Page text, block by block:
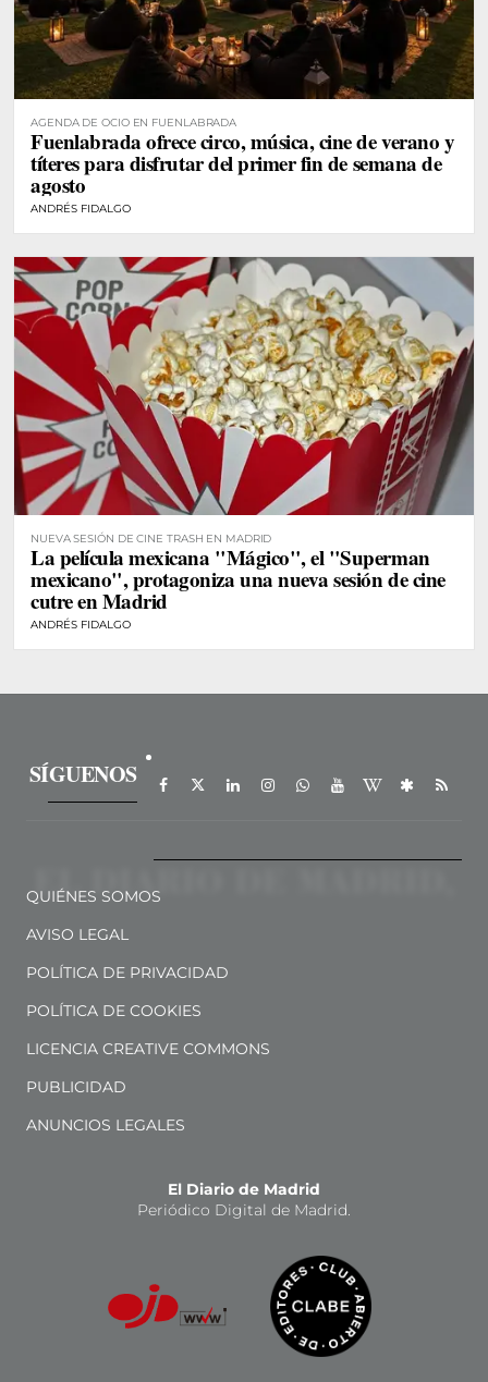
AGENDA DE OCIO EN FUENLABRADA
Fuenlabrada ofrece circo, música, cine de verano y
títeres para disfrutar del primer fin de semana de
agosto
ANDRÉS FIDALGO
NUEVA SESIÓN DE CINE TRASH EN MADRID
La película mexicana "Mágico", el "Superman
mexicano", protagoniza una nueva sesión de cine
cutre en Madrid
ANDRÉS FIDALGO
SÍGUENOS
QUIÉNES SOMOS
AVISO LEGAL
POLÍTICA DE PRIVACIDAD
POLÍTICA DE COOKIES
LICENCIA CREATIVE COMMONS
PUBLICIDAD
ANUNCIOS LEGALES
El Diario de Madrid
Periódico Digital de Madrid.